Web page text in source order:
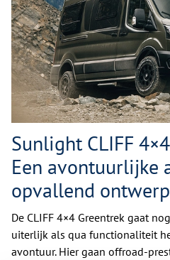
Sunlight CLIFF
Een avontuurlijke
opvallend ontwerp
De CLIFF 4×4 Greentrek gaat
uiterlijk als qua functionaliteit
avontuur. Hier gaan offroad-